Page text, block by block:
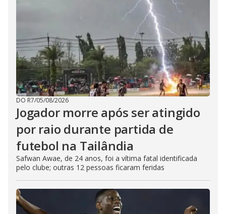
DO R7/05/08/2026
Jogador morre após ser atingido
por raio durante partida de
futebol na Tailândia
Safwan Awae, de 24 anos, foi a vítima fatal identificada
pelo clube; outras 12 pessoas ficaram feridas